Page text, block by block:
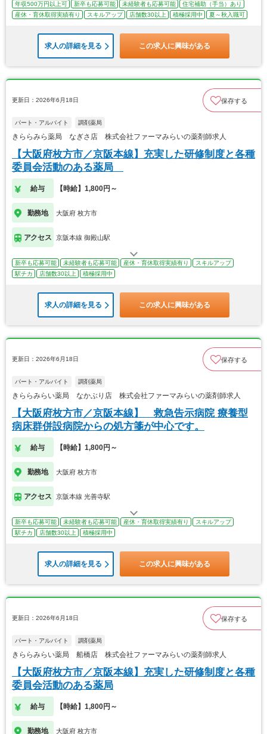
年収500万円以上可 新卒も応募可能 未経験者も応募可能
住宅補助（手当）あり
産休・育休取得実績有り
スキルアップ 店舗数30以上 積極採用中 夏～秋入職可
求人の詳細を見る この求人に興味がある
更新日：2026年6月18日 保存する
パート・アルバイト 調剤薬局
きららみら薬局 なぎさ店 株式会社ファーマみらいの薬剤師求人
【大阪府枚方市／京阪本線】充実した研修制度と各種
委員会活動のある薬局
給与 【時給】1,800円～
勤務地 大阪府 枚方市
アクセス 京阪本線 御殿山駅
新卒も応募可能 未経験者も応募可能 産休・育休取得実績有り
スキルアップ
駅チカ
店舗数30以上 積極採用中
求人の詳細を見る この求人に興味がある
更新日：2026年6月18日 保存する
パート・アルバイト 調剤薬局
きららみらい薬局 なかぶり店 株式会社ファーマみらいの薬剤師求人
【大阪府枚方市／京阪本線】 救急告示病院 療養型
病床群併設病院からの処方箋が中心です。
給与 【時給】1,800円～
勤務地 大阪府 枚方市
アクセス 京阪本線 光善寺駅
新卒も応募可能 未経験者も応募可能 産休・育休取得実績有り
スキルアップ
駅チカ
店舗数30以上 積極採用中
求人の詳細を見る この求人に興味がある
更新日：2026年6月18日 保存する
パート・アルバイト 調剤薬局
きららみらい薬局 船橋店 株式会社ファーマみらいの薬剤師求人
【大阪府枚方市／京阪本線】充実した研修制度と各種
委員会活動のある薬局
給与 【時給】1,800円～
勤務地 大阪府 枚方市